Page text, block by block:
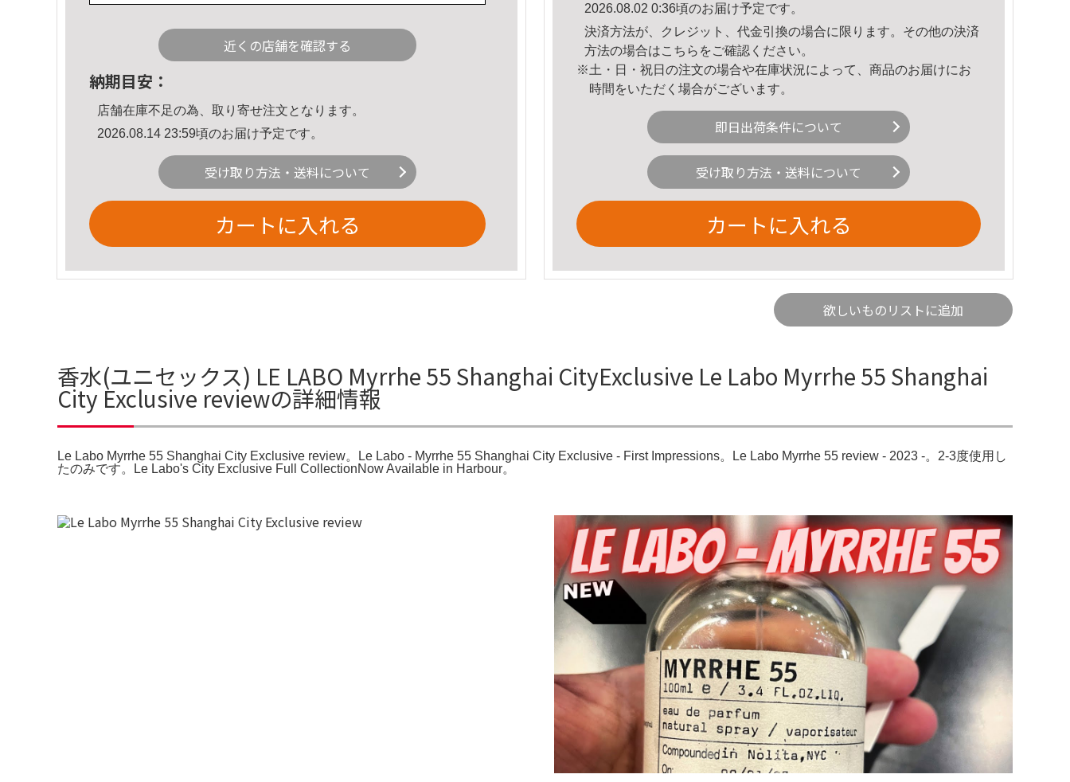
近くの店舗を確認する
納期目安：
店舗在庫不足の為、取り寄せ注文となります。
2026.08.14 23:59頃のお届け予定です。
受け取り方法・送料について
カートに入れる
2026.08.02 0:36頃のお届け予定です。
決済方法が、クレジット、代金引換の場合に限ります。その他の決済
方法の場合はこちら をご確認ください。
※土・日・祝日の注文の場合や在庫状況によって、商品のお届けにお
時間をいただく場合がございます。
即日出荷条件について
受け取り方法・送料について
カートに入れる
欲しいものリストに追加
香水(ユニセックス) LE LABO Myrrhe 55 Shanghai CityExclusive Le Labo Myrrhe 55 Shanghai
City Exclusive reviewの詳細情報
Le Labo Myrrhe 55 Shanghai City Exclusive review。Le Labo - Myrrhe 55 Shanghai City Exclusive - First Impressions。Le Labo Myrrhe 55 review - 2023 -。2-3度使用し
たのみです。Le Labo's City Exclusive Full CollectionNow Available in Harbour。